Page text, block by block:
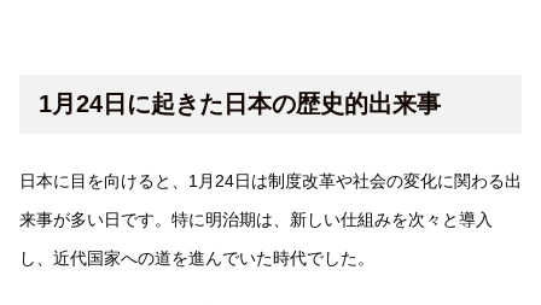
1月24日に起きた日本の歴史的出来事
日本に目を向けると、1月24日は制度改革や社会の変化に関わる出
来事が多い日です。特に明治期は、新しい仕組みを次々と導入
し、近代国家への道を進んでいた時代でした。